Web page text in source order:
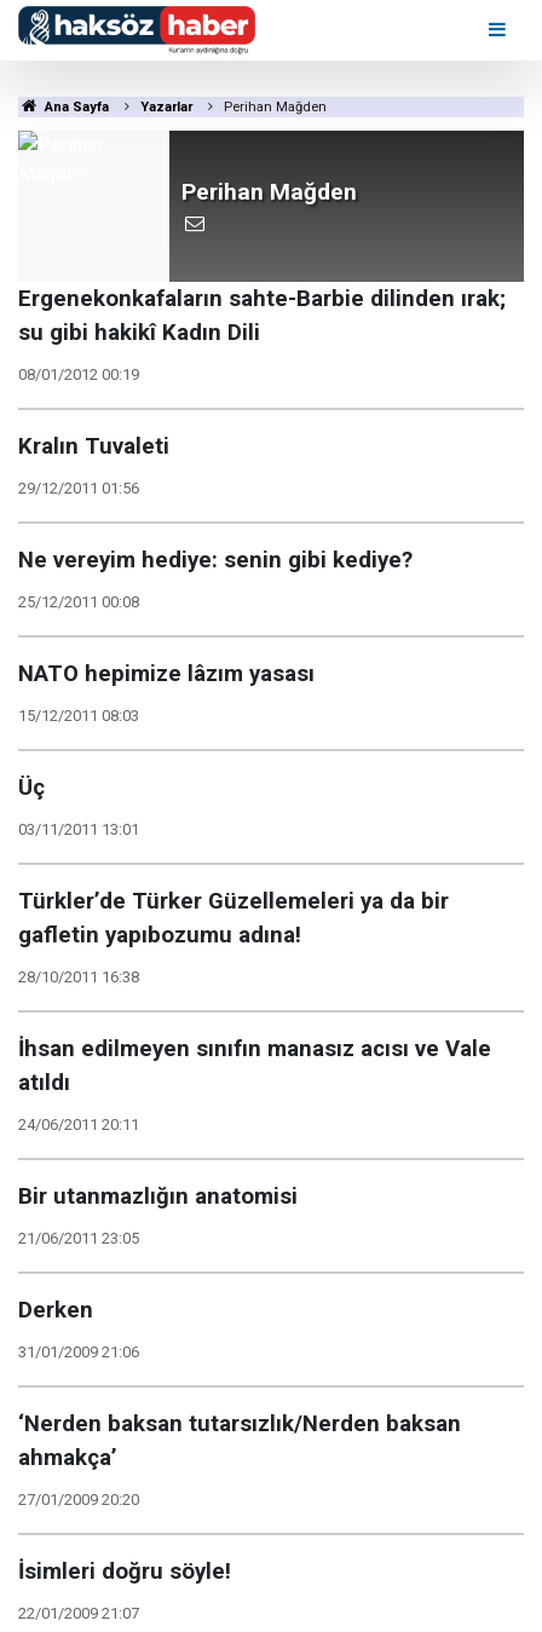
Ana Sayfa Yazarlar Perihan Mağden
Perihan Mağden
Ergenekonkafaların sahte-Barbie dilinden ırak;
su gibi hakikî Kadın Dili
08/01/2012 00:19
Kralın Tuvaleti
29/12/2011 01:56
Ne vereyim hediye: senin gibi kediye?
25/12/2011 00:08
NATO hepimize lâzım yasası
15/12/2011 08:03
Üç
03/11/2011 13:01
Türkler’de Türker Güzellemeleri ya da bir
gafletin yapıbozumu adına!
28/10/2011 16:38
İhsan edilmeyen sınıfın manasız acısı ve Vale
atıldı
24/06/2011 20:11
Bir utanmazlığın anatomisi
21/06/2011 23:05
Derken
31/01/2009 21:06
‘Nerden baksan tutarsızlık/Nerden baksan
ahmakça’
27/01/2009 20:20
İsimleri doğru söyle!
22/01/2009 21:07